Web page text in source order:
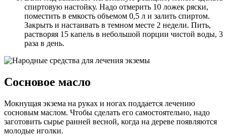
спиртовую настойку. Надо отмерить 10 ложек ряски,
поместить в емкость объемом 0,5 л и залить спиртом.
Закрыть и настаивать в темном месте 2 недели. Пить,
растворяя 15 капель в небольшой порции чистой воды, 3
раза в день.
Сосновое масло
Мокнущая экзема на руках и ногах поддается лечению
сосновым маслом. Чтобы сделать его самостоятельно, надо
заготовить сырье ранней весной, когда на дереве появляются
молодые иголки.